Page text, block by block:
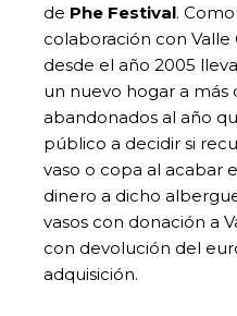
de Phe Festival.
colaboración con
desde el año 2005
un nuevo hogar a más
abandonados al año
público a decidir si
vaso o copa al acabar
dinero a dicho
vasos con donación a
con devolución del
adquisición.